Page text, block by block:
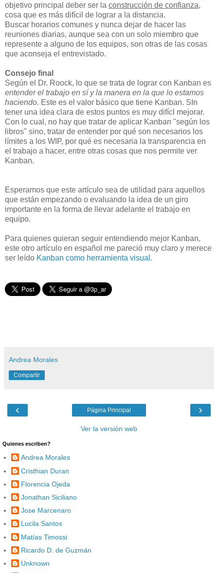
objetivo principal deber ser la construcción de confianza,
cosa que es más difícil de lograr a la distancia.
Buscar horarios comunes y nunca dejar de hacer las
reuniones diarias, aunque sea con un solo miembro que
represente a alguno de los equipos, son otras de las cosas
que aconseja el entrevistado.
Consejo final
Según el Dr. Roock, lo que se trata de lograr con Kanban es
entender el trabajo en sí y la manera en la que lo estamos
haciendo. Este es el valor básico que tiene Kanban. SIn
tener una idea clara de estos puntos es muy difícl mejorar.
Con lo cual, no hay que tratar de aplicar Kanban "según los
libros" sino, tratar de entender por qué son necesarios los
límites a los WIP, por qué es necesaria la transparencia en
el trabajo a hacer, entre otras cosas que nos permite ver
Kanban.
Esperamos que este artículo sea de utilidad para aquellos
que están empezando o evaluando la idea de un giro
importante en la forma de llevar adelante el trabajo en
equipo.
Para quienes quieran seguir entendiendo mejor Kanban,
este otro artículo en español me pareció muy claro y merece
ser leído Kanban como herramienta visual.
Andrea Morales
Compartir
‹ ›
Página Principal
Ver la versión web
Quienes escriben?
Andrea Morales
Cristhian Duran
Florencia Ojeda
Jonathan Siciliano
Jose Marcenaro
Lucila Santos
Matías Timossi
Ricardo D. de Guzmán
Unknown